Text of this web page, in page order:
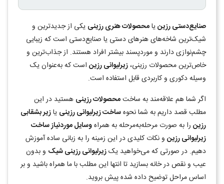
صنایع‌دستی رزینیامحصولات هنری رزینی یکی از جدیدترین و
شیک‌ترین شاخه‌های هنرهای دستی یا صنایع‌دستی است که زیبایی
چشم‌نوازی دارند و موردپسند بیشتر افراد هستند. از جذاب‌ترین و
خاص‌ترین محصولات رزینی،زیرلیوانی رزین است که به‌عنوان یک
وسیله دکوری و کاربردی قابل استفاده است.
اگر شما هم علاقه‌مند به ساختمحصولات رزینی هستید در این
مطلب قصد داریم به شما نحوهساخت زیرلیوانی رزینی یازیر بشقابی
رزین را به صورت مرحله‌به‌مرحله به همراهوسایل موردنیاز ساخت
زیرلیوانی رزین و نکات کلیدی در این زمینه را به زبانی ساده آموزش
دهیم. در صورتی که می‌خواهید یکزیرلیوانی رزینی شیک و بدون
عیب و نقص در خانه بسازید تا انتها این مطلب با ما همراه باشید و بر
اساس مراحل توضیح داده شده پیش بروید.